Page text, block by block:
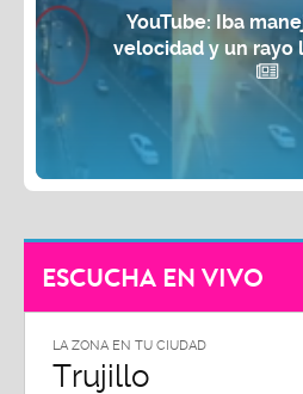
YouTube: Iba
velocidad y un rayo
ESCUCHA EN VIVO
LA ZONA EN TU CIUDAD
Trujillo